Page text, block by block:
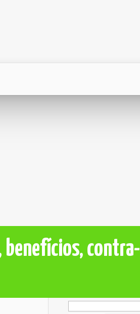
benefícios, contra-
Pesquisar
por: